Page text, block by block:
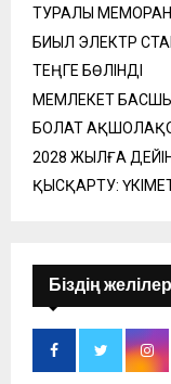
ТУРАЛЫ
БИЫЛ ЭЛЕКТР
ТЕҢГЕ БӨЛІНДІ
МЕМЛЕКЕТ
БОЛАТ
2028 ЖЫЛҒА
ҚЫСҚАРТУ:
Біздің желілер